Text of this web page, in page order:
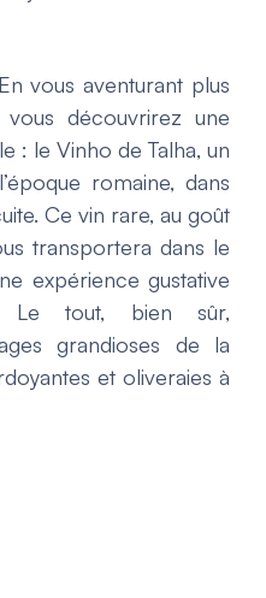
vous aventurant plus
vous découvrirez une
: le Vinho de Talha, un
romaine, dans
Ce vin rare, au goût
transportera dans le
expérience gustative
Le tout, bien sûr,
grandioses de la
et oliveraies à